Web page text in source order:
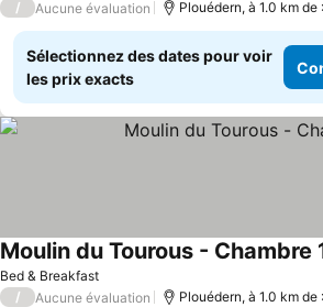
/ Aucune évaluation Plouédern, à 1.0 km de
Sélectionnez des dates pour voir
les prix exacts
Bed & Breakfast
Moulin du Tourous - Chambre
/ Aucune évaluation Plouédern, à 1.0 km de